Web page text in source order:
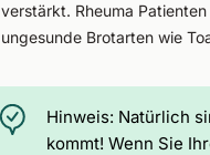
verstärkt. Rheuma
ungesunde Brotarten wie
Hinweis: Natürlich
kommt! Wenn Sie